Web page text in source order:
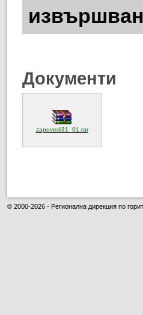
Документи
zapovedi31_01.rar(отваря се в нов
© 2000-2026 - Регионална дирекция по